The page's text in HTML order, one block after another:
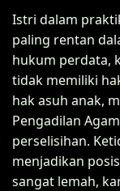
Istri dalam
paling rentan
hukum perdata,
tidak memiliki
hak asuh anak,
Pengadilan
perselisihan.
menjadikan
sangat lemah,